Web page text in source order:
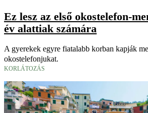
Ez lesz az első okostelefon-
év alattiak számára
A gyerekek egyre fiatalabb korban kapják
okostelefonjukat.
KORLÁTOZÁS